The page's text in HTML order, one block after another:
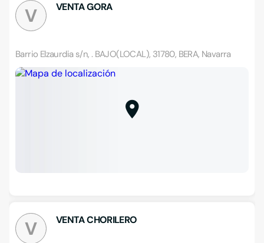
V VENTA GORA
Barrio Elzaurdia s/n, . BAJO(LOCAL), 31780, BERA, Navarra
V VENTA CHORILERO